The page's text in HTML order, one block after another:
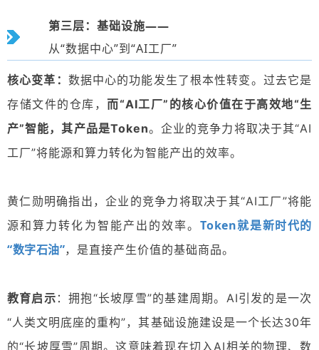
第三层：基础设施——
从“数据中心”到“AI工厂”
核心变革： 数据中心的功能发生了根本性转变。过去它是
存储文件的仓库， 而“AI工厂”的核心价值在于高效地“生
产”智能，其产品是Token。企业的竞争力将取决于其“AI
工厂”将能源和算力转化为智能产出的效率。
黄仁勋明确指出， 企业的竞争力将取决于其“AI工厂”将能
源和算力转化为智能产出的效率。Token就是新时代的
“数字石油”，是直接产生价值的基础商品。
教育启示 ：拥抱“长坡厚雪”的基建周期。AI引发的是一次
“人类文明底座的重构”，其基础设施建设是一个长达30年
的“长坡厚雪”周期。这意味着现在切入AI相关的物理、数